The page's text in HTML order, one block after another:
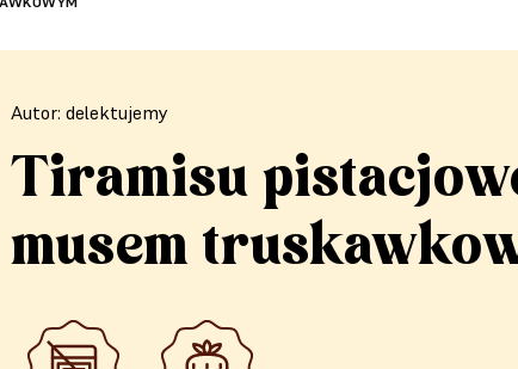
Autor: delektujemy
Tiramisu
musem